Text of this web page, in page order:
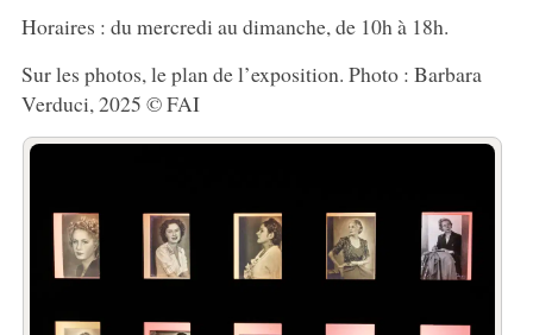
Horaires : du mercredi au dimanche, de 10h à 18h.
Sur les photos, le plan de l’exposition. Photo : Barbara
Verduci, 2025 © FAI